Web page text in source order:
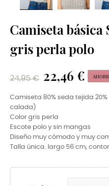
Camiseta básica
gris perla polo
24,95 € 22,46 €
Camiseta 80% seda tejida
calada)
Color gris perla
Escote polo y sin mangas
Diseño muy cómodo y muy
Talla única. largo 56 cm,